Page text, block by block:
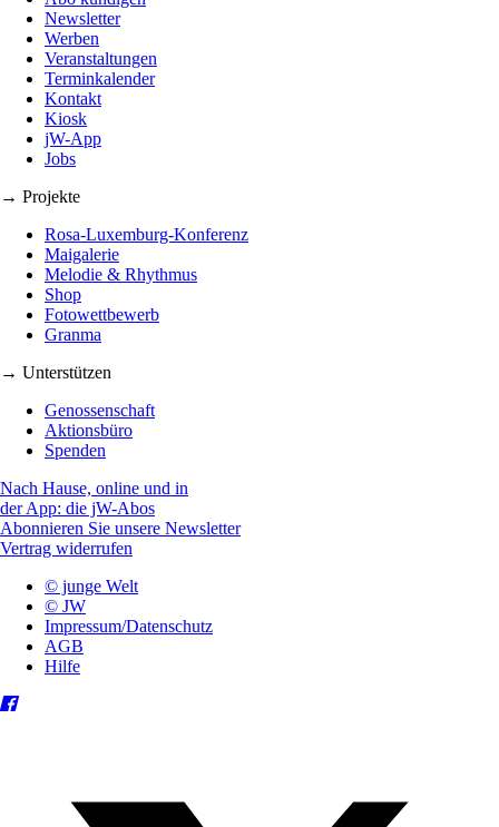
Newsletter
Werben
Veranstaltungen
Terminkalender
Kontakt
Kiosk
jW-App
Jobs
→ Projekte
Rosa-Luxemburg-Konferenz
Maigalerie
Melodie & Rhythmus
Shop
Fotowettbewerb
Granma
→ Unterstützen
Genossenschaft
Aktionsbüro
Spenden
Nach Hause, online und in
der App: die jW-Abos
Abonnieren Sie unsere Newsletter
Vertrag widerrufen
© junge Welt
© JW
Impressum/Datenschutz
AGB
Hilfe